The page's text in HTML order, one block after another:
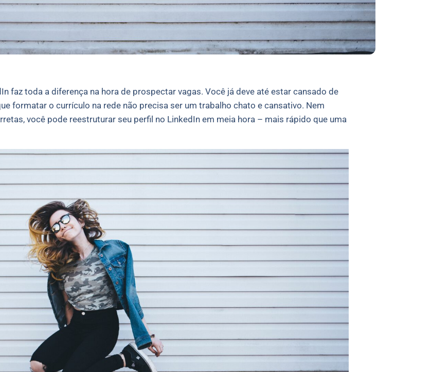
faz toda a diferença na hora de prospectar vagas. Você já deve até estar cansado de
formatar o currículo na rede não precisa ser um trabalho chato e cansativo. Nem
você pode reestruturar seu perfil no LinkedIn em meia hora – mais rápido que uma